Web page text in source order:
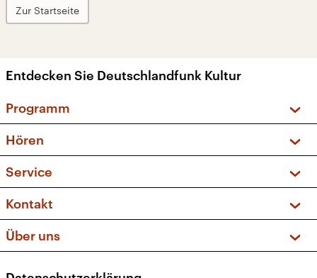
Zur Startseite
Entdecken Sie Deutschlandfunk Kultur
Programm
Sendungen und Podcasts
Musikliste
Kakadu – Das Kinderprogramm
Hören
Frequenzen (UKW + DAB+)
Service
FAQ
Apps
Newsletter
Kontakt
Social Media
Über uns